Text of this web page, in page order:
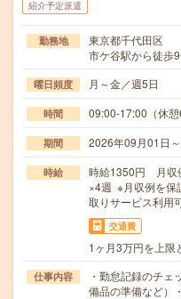
紹介予定派遣
勤務地
東京都千代田区
市ケ谷駅から徒歩
曜日頻度 月～金／週5日
時間 09:00-17:00（休憩
期間 2026年09月01日
時給
時給1350円 月収
×4週 ※月収例を保
取りサービス利用
交通費
1ヶ月3万円を上限
仕事内容
・勤怠記録のチェ
備品の準備など）